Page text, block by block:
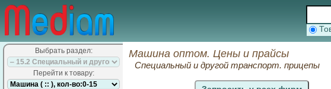
Выбрать раздел:
Перейти к товару:
Машина оптом. Цены и прайсы
Специальный и другой транспорт. прицепы